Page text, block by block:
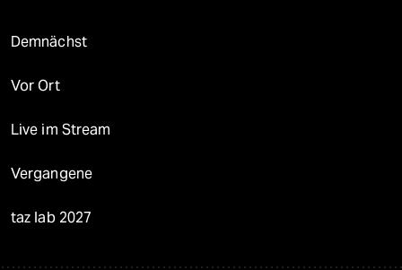
Demnächst
Vor Ort
Live im Stream
Vergangene
taz lab 2027